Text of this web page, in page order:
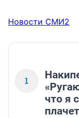
Новости СМИ2
1
что я